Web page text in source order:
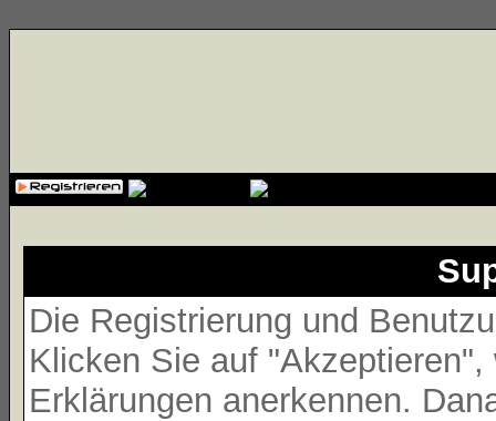
Die Registrierung und
Klicken Sie auf
Erklärungen anerkennen.